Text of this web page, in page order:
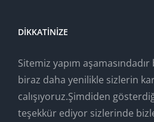
DIKKATINIZE
Sitemiz yapım
biraz daha yenilikle sizlerin
calışıyoruz.Şimdiden
teşekkür ediyor sizlerinde